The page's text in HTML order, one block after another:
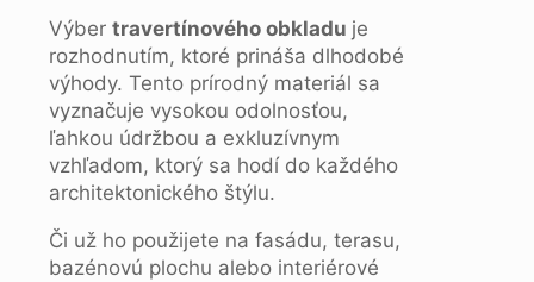
Výber travertínového obkladu je
rozhodnutím, ktoré prináša dlhodobé
výhody. Tento prírodný materiál sa
vyznačuje vysokou odolnosťou,
ľahkou údržbou a exkluzívnym
vzhľadom, ktorý sa hodí do každého
architektonického štýlu.
Či už ho použijete na fasádu, terasu,
bazénovú plochu alebo interiérové